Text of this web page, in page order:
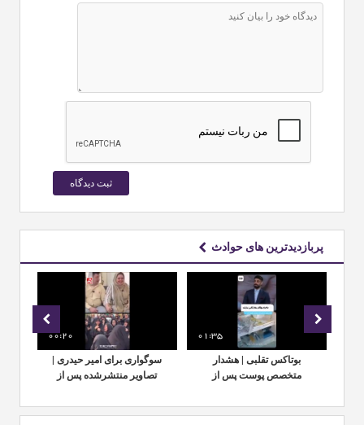
پربازدیدترین های حوادث
01:35
بوتاکس تقلبی | هشدار
متخصص پوست پس از
زعفرانیه
00:20
سوگواری برای امیر حیدری |
تصاویر منتشرشده پس از